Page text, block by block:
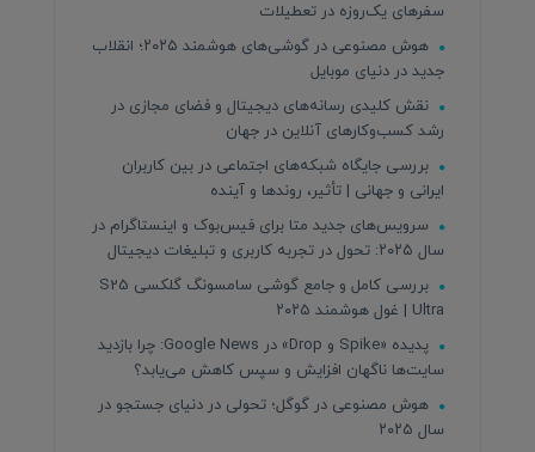
سفرهای یک‌روزه در تعطیلات
هوش مصنوعی در گوشی‌های هوشمند ۲۰۲۵؛ انقلاب
جدید در دنیای موبایل
نقش کلیدی رسانه‌های دیجیتال و فضای مجازی در
رشد کسب‌وکارهای آنلاین در جهان
بررسی جایگاه شبکه‌های اجتماعی در بین کاربران
ایرانی و جهانی | تأثیر، روندها و آینده
سرویس‌های جدید متا برای فیس‌بوک و اینستاگرام در
سال ۲۰۲۵: تحول در تجربه کاربری و تبلیغات دیجیتال
بررسی کامل و جامع گوشی سامسونگ گلکسی S25
Ultra | غول هوشمند ۲۰۲۵
پدیده «Spike و Drop» در Google News: چرا بازدید
سایت‌ها ناگهان افزایش و سپس کاهش می‌یابد؟
هوش مصنوعی در گوگل؛ تحولی در دنیای جستجو در
سال ۲۰۲۵